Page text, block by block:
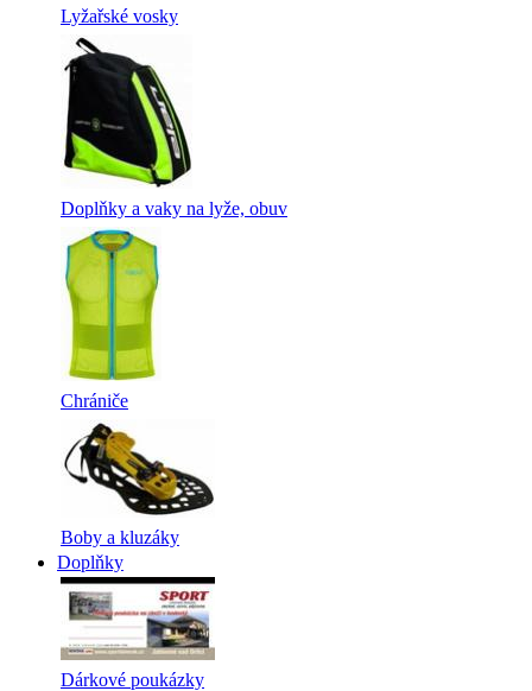
Lyžařské vosky
Doplňky a vaky na lyže, obuv
Chrániče
Boby a kluzáky
Doplňky
Dárkové poukázky